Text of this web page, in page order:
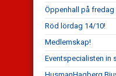
Öppenhall på fredag
Röd lördag 14/10!
Medlemskap!
Eventspecialisten in